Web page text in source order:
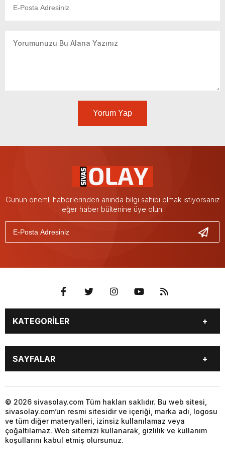
Yorum Yap
Günün önemli haberlerinden anında bilgi sahibi olmak istiyorsanız
eğer haber bültenine üye olun.
KATEGORİLER
GÜNDEM
SPOR
YEREL HABERLER
SAYFALAR
KÜNYE
İLETİŞİM
© 2026 sivasolay.com Tüm hakları saklıdır. Bu web sitesi,
sivasolay.com’un resmi sitesidir ve içeriği, marka adı, logosu
ve tüm diğer materyalleri, izinsiz kullanılamaz veya
çoğaltılamaz. Web sitemizi kullanarak, gizlilik ve kullanım
koşullarını kabul etmiş olursunuz.